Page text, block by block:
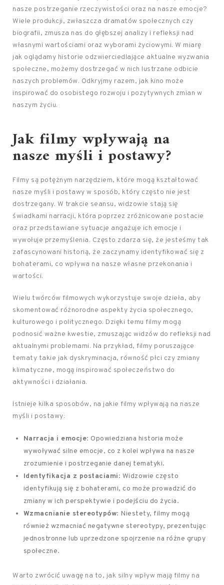
nasze postrzeganie rzeczywistości oraz na nasze emocje?
Wiele produkcji, zwłaszcza dramatów społecznych czy
biografii, zmusza nas do głębszej analizy i refleksji nad
własnymi wartościami oraz wyborami życiowymi. W miarę
jak oglądamy historie odzwierciedlające aktualne wyzwania
społeczne, możemy dostrzegać w nich lustrzane odbicie
naszych problemów. Odkryjmy razem, jak kino może
inspirować do osobistego rozwoju i pozytywnych zmian w
naszym życiu.
Jak filmy wpływają na
nasze myśli i postawy?
Filmy są potężnym narzędziem, które mogą kształtować
nasze myśli i postawy w sposób, który często nie jest
dostrzegany. W trakcie seansu, widzowie stają się
świadkami narracji, która poprzez zróżnicowane postacie
oraz przedstawiane sytuacje angażuje ich emocje i
wywołuje przemyślenia. Często zdarza się, że jesteśmy tak
zafascynowani historią, że zaczynamy identyfikować się z
bohaterami, co wpływa na nasze własne przekonania i
wartości.
Wielu twórców filmowych wykorzystuje swoje dzieła, aby
skomentować różnorodne aspekty życia społecznego,
kulturowego i politycznego. Dzięki temu filmy mogą
podnosić ważne kwestie, zmuszając widzów do refleksji nad
aktualnymi problemami. Na przykład, filmy poruszające
tematy takie jak dyskryminacja, równość płci czy zmiany
klimatyczne, mogą inspirować społeczeństwo do
aktywności i działania.
Istnieje kilka sposobów, na jakie filmy wpływają na nasze
myśli i postawy:
Narracja i emocje: Opowiedziana historia może
wywoływać silne emocje, co z kolei wpływa na nasze
zrozumienie i postrzeganie danej tematyki.
Identyfikacja z postaciami: Widzowie często
identyfikują się z bohaterami, co może prowadzić do
zmiany w ich perspektywie i podejściu do życia.
Wzmacnianie stereotypów: Niestety, filmy mogą
również wzmacniać negatywne stereotypy, prezentując
jednostronne lub uprzedzone spojrzenie na różne grupy
społeczne.
Warto zwrócić uwagę na to, jak silny wpływ mają filmy na